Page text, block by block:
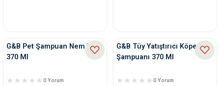
G&B Pet Şampuan Nem Yağlı
370 Ml
0 Yorum
G&B Tüy Yatıştırıcı Köpek
Şampuanı 370 Ml
0 Yorum